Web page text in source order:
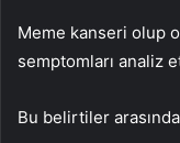
Meme kanseri olup
semptomları analiz
Bu belirtiler